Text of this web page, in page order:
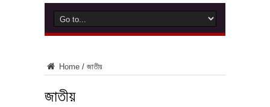
Home / জাতীয়
জাতীয়